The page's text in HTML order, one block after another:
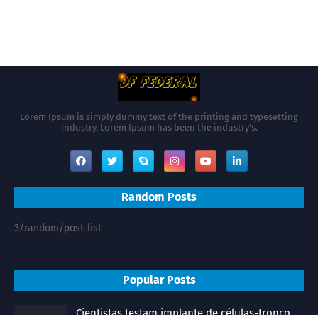
Lorem Ipsum is simply dummy text of the printing and typesetting
industry. Lorem Ipsum has been the industry's.
Random Posts
3/random/post-list
Popular Posts